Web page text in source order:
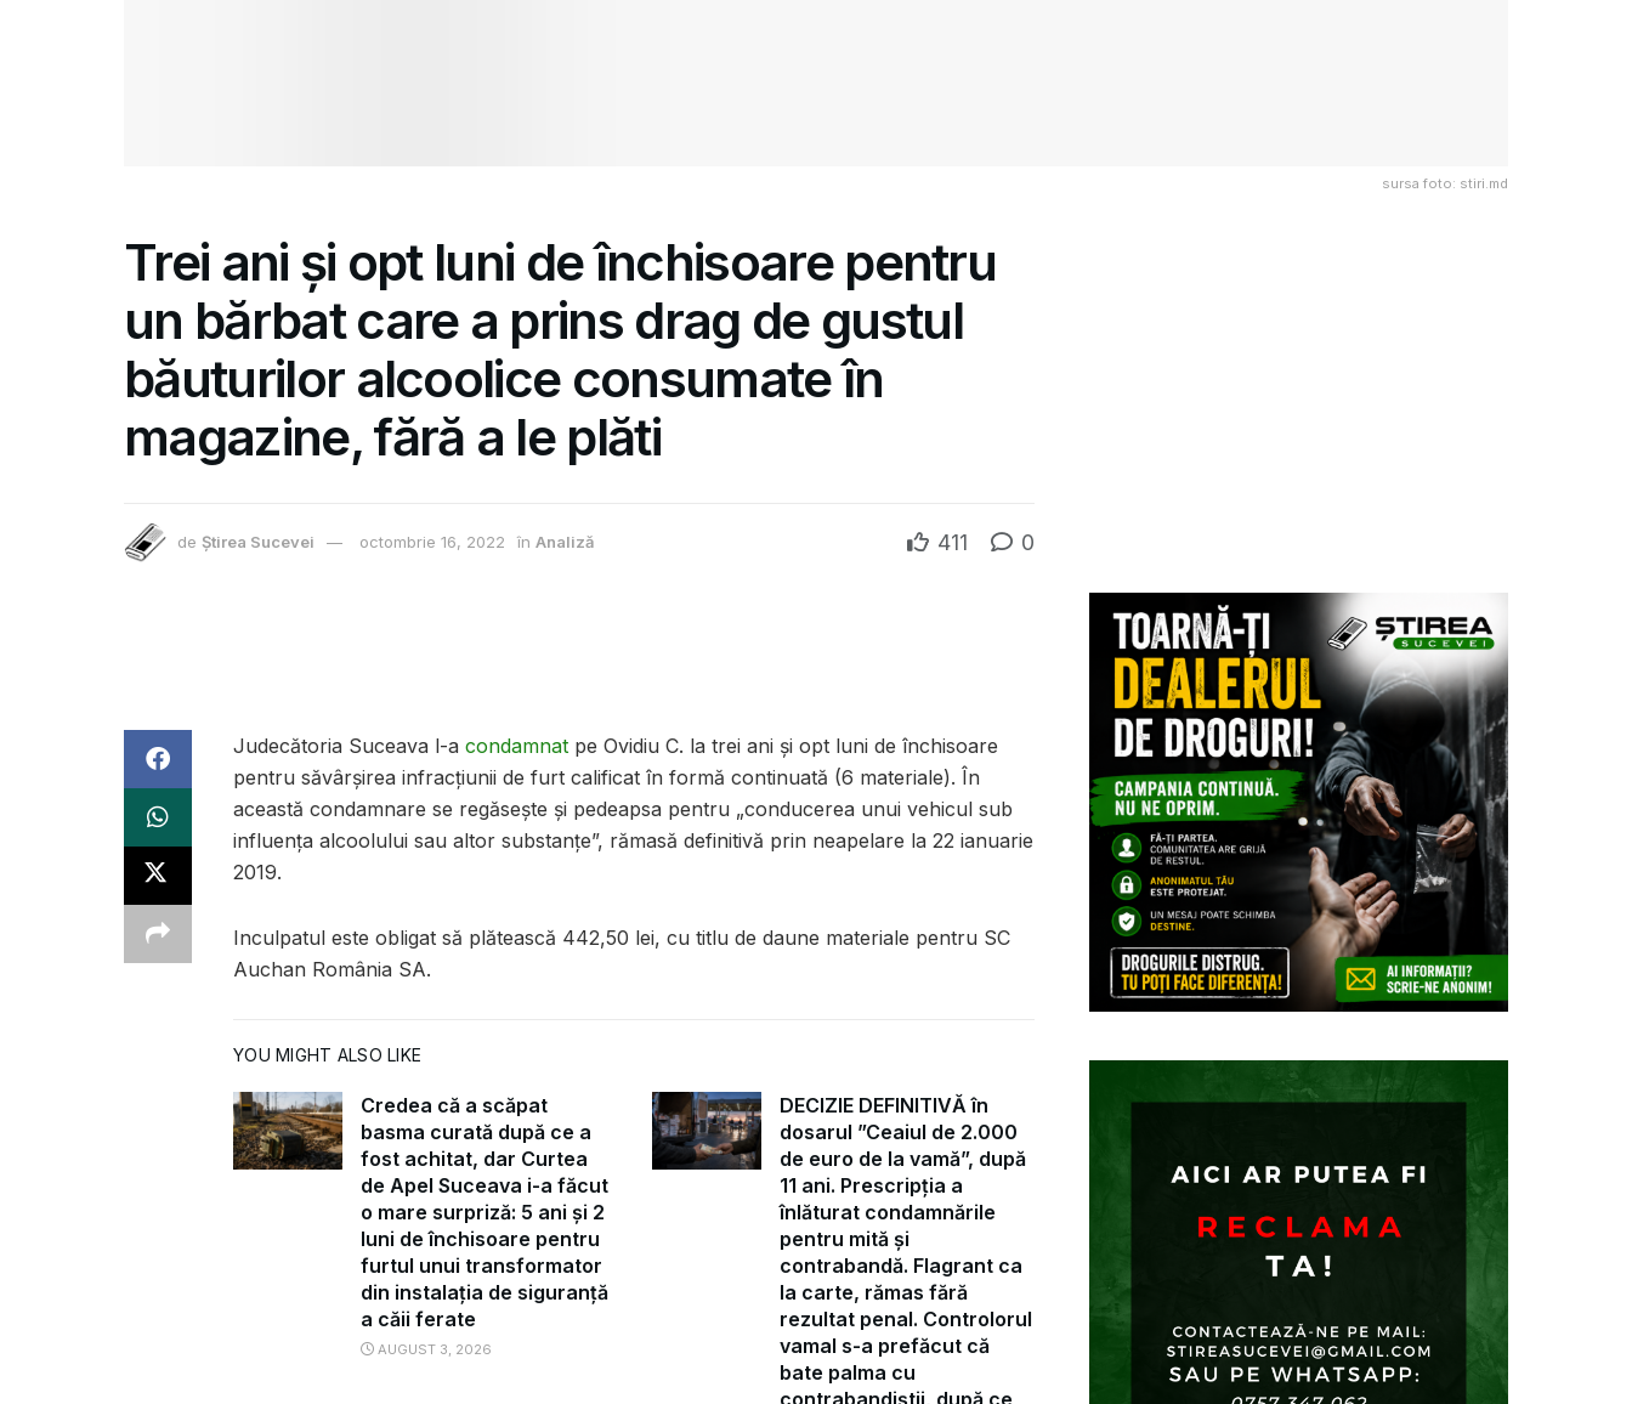
sursa foto: stiri.md
Trei ani și opt luni de închisoare pentru
un bărbat care a prins drag de gustul
băuturilor alcoolice consumate în
magazine, fără a le plăti
de Știrea Sucevei octombrie 16, 2022 în Analiză 411 0
Judecătoria Suceava l-a condamnat pe Ovidiu C. la trei ani și opt luni de închisoare
pentru săvârșirea infracțiunii de furt calificat în formă continuată (6 materiale). În
această condamnare se regăsește și pedeapsa pentru „conducerea unui vehicul sub
influența alcoolului sau altor substanțe”, rămasă definitivă prin neapelare la 22 ianuarie
2019.
Inculpatul este obligat să plătească 442,50 lei, cu titlu de daune materiale pentru SC
Auchan România SA.
YOU MIGHT ALSO LIKE
Credea că a scăpat
basma curată după ce a
fost achitat, dar Curtea
de Apel Suceava i-a făcut
o mare surpriză: 5 ani și 2
luni de închisoare pentru
furtul unui transformator
din instalația de siguranță
a căii ferate
AUGUST 3, 2026
DECIZIE DEFINITIVĂ în
dosarul ”Ceaiul de 2.000
de euro de la vamă”, după
11 ani. Prescripția a
înlăturat condamnările
pentru mită și
contrabandă. Flagrant ca
la carte, rămas fără
rezultat penal. Controlorul
vamal s-a prefăcut că
bate palma cu
contrabandiștii, după ce